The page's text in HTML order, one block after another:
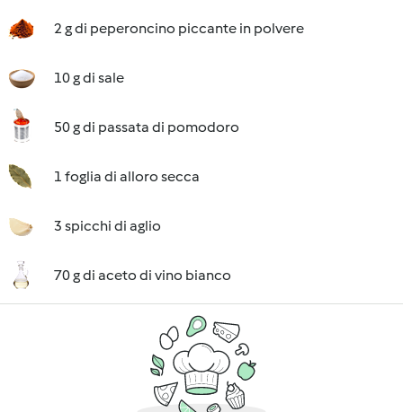
2 g di peperoncino piccante in polvere
10 g di sale
50 g di passata di pomodoro
1 foglia di alloro secca
3 spicchi di aglio
70 g di aceto di vino bianco